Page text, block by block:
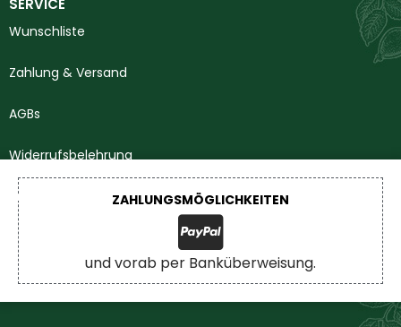
SERVICE
Wunschliste
Zahlung & Versand
AGBs
Widerrufsbelehrung
Impressum
Datenschutzerklärung
ZAHLUNGSMÖGLICHKEITEN
und vorab per Banküberweisung.